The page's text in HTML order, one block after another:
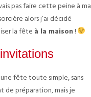
pas faire cette peine à ma
alors j’ai décidé
la fête à la maison!
une fête toute simple, sans
de préparation, mais je